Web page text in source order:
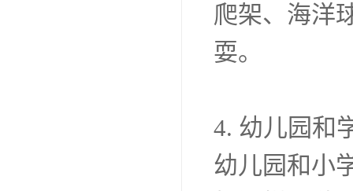
爬架、海洋
耍。
4. 幼儿园和
幼儿园和小